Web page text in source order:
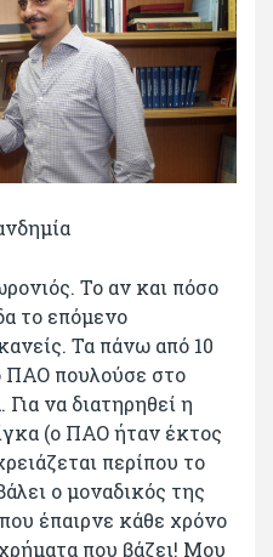
Το αν και πόσο
το επόμενο
Τα πάνω από 10
ΠΑΟ πουλούσε στο
να διατηρηθεί η
(ο ΠΑΟ ήταν έκτος
περίπου το
ο μοναδικός της
έπαιρνε κάθε χρόνο
που βάζει! Μου